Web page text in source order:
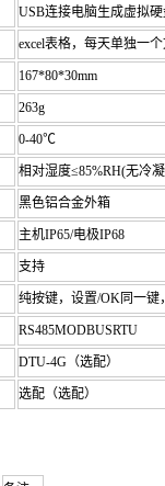
USB连接电脑生成虚拟
excel表格，每天单独一
167*80*30mm
263g
0-40℃
相对湿度≤85%RH(无冷
黑色铝合金外箱
主机IP65/电极IP68
支持
纯按键，设置/OK同一键
RS485MODBUSRTU
DTU-4G（选配）
选配（选配）